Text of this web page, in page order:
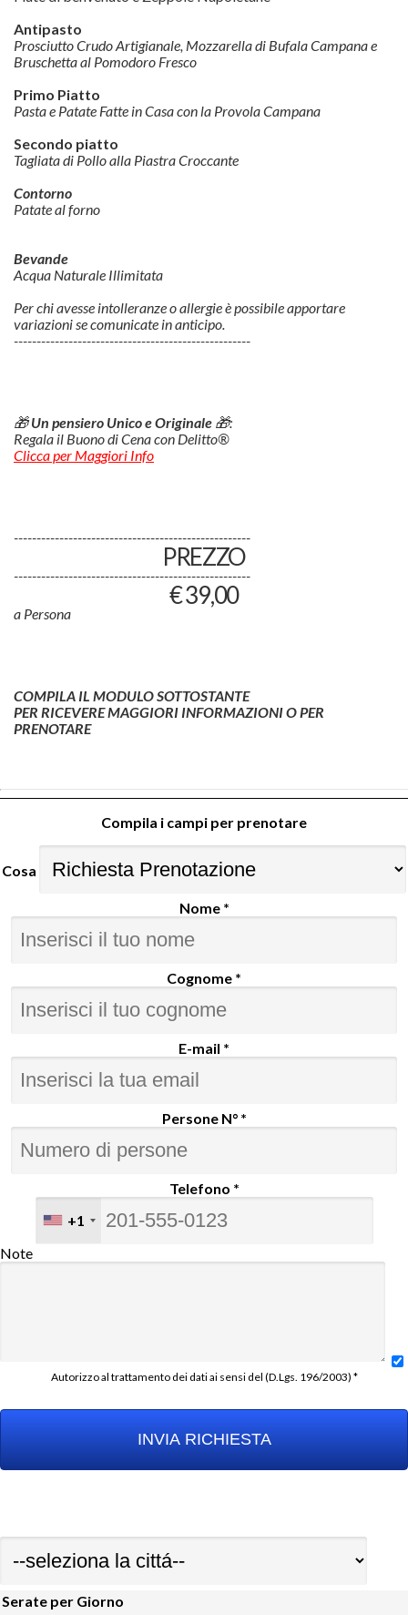
Antipasto
Prosciutto Crudo Artigianale, Mozzarella di Bufala Campana e
Bruschetta al Pomodoro Fresco
Primo Piatto
Pasta e Patate Fatte in Casa con la Provola Campana
Secondo piatto
Tagliata di Pollo alla Piastra Croccante
Contorno
Patate al forno
Bevande
Acqua Naturale Illimitata
Per chi avesse intolleranze o allergie è possibile apportare
variazioni se comunicate in anticipo.
----------------------------------------------------
🎁Un pensiero Unico e Originale 🎁:
Regala il Buono di Cena con Delitto®
Clicca per Maggiori Info
----------------------------------------------------
PREZZO
----------------------------------------------------
€ 39,00
a Persona
COMPILA IL MODULO SOTTOSTANTE
PER RICEVERE MAGGIORI INFORMAZIONI O PER
PRENOTARE
Compila i campi per prenotare
Cosa
Nome *
Cognome *
E-mail *
Persone N° *
Telefono *
+1
Note
Autorizzo al trattamento dei dati ai sensi del (D.Lgs. 196/2003) *
Serate per Giorno